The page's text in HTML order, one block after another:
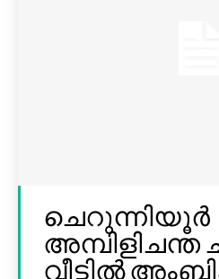
ചെറുന്നിയൂർ
അമ്പിളിചന്ത
വീട്ടിൽ